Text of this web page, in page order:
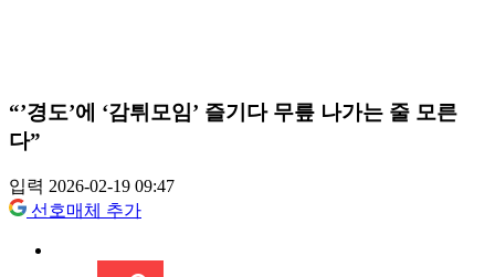
“’경도’에 ‘감튀모임’ 즐기다 무릎 나가는 줄 모른
다”
입력 2026-02-19 09:47
선호매체 추가